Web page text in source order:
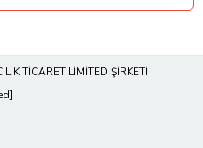
TİCARET LİMİTED ŞİRKETİ